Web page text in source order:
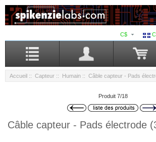
C$
Accueil :: Capteur :: Humain :: Câble capteur - Pads
Produit 7/18
Câble capteur - Pads électrode